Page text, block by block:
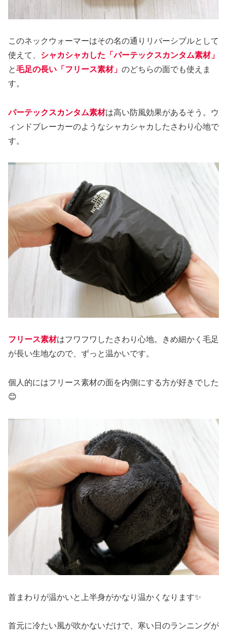
このネックウォーマーはその名の通りリバーシブルとして
使えて、 シャカシャカした「パーテックスカンタム素材」
と毛足の長い「フリース素材」 のどちらの面でも使えま
す。
パーテックスカンタム素材は高い防風効果があるそう。ウ
ィンドブレーカーのようなシャカシャカしたさわり心地で
す。
フリース素材はフワフワしたさわり心地。きめ細かく毛足
が長い生地なので、ずっと温かいです。
個人的にはフリース素材の面を内側にする方が好きでした
😊
首まわりが温かいと上半身がかなり温かくなります✨
首元に冷たい風が吹かないだけで、寒い日のランニングが